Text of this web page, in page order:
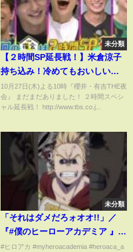
未分類
【２時間SP延長戦！】米倉涼子
持ち込み！冷めてもおいしいテ
イクアウトグルメNo.1決定
戦！ King & Prince 平野紫耀へ
の催眠術延長戦も！10/27(木)
10月27日(木)よる10時『櫻井・有吉THE夜
会』 まだまだありました！ ２時間スペシ
ャル延長戦！ http://www.tbs.co.j...
未分類
「それはダメだろォオオ!!」／
『#僕のヒーローアカデミア 』7
期第12話(No.150)より／毎週土
#ヒロアカ #myheroacademia #heroaca_a